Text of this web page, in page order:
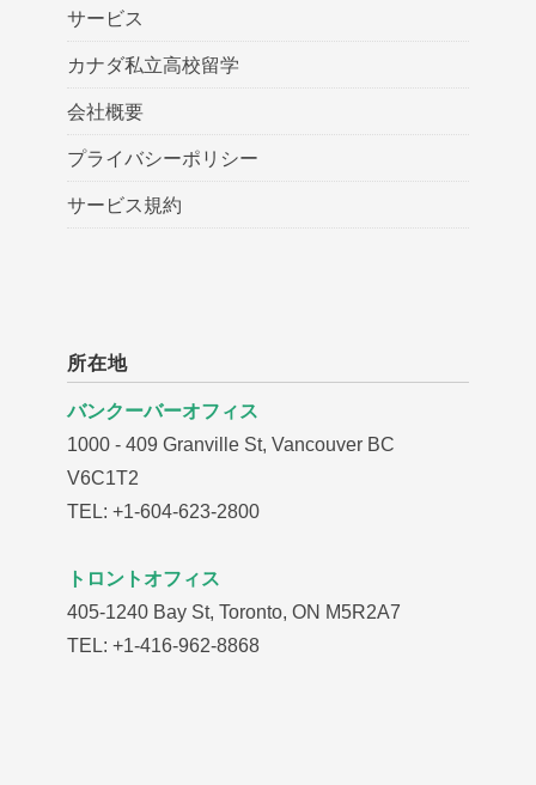
サービス
カナダ私立高校留学
会社概要
プライバシーポリシー
サービス規約
所在地
バンクーバーオフィス
1000 - 409 Granville St, Vancouver BC
V6C1T2
TEL: +1-604-623-2800
トロントオフィス
405-1240 Bay St, Toronto, ON M5R2A7
TEL: +1-416-962-8868